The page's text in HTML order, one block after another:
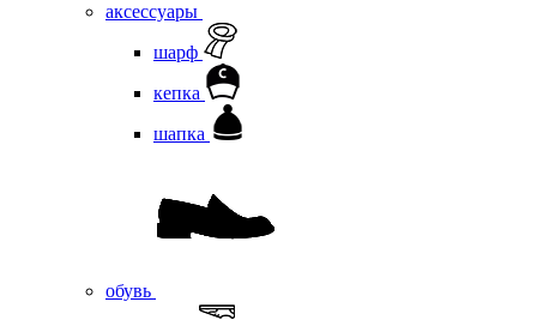
аксессуары
шарф
кепка
шапка
обувь